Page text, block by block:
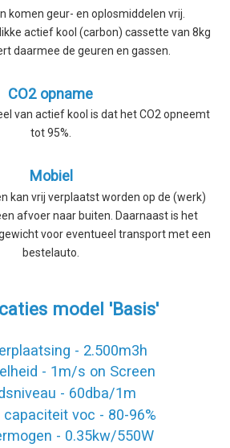
komen geur- en oplosmiddelen vrij.
actief kool (carbon) cassette van 8kg
daarmee de geuren en gassen.
CO2 opname
van actief kool is dat het CO2 opneemt
tot 95%.
Mobiel
kan vrij verplaatst worden op de (werk)
afvoer naar buiten. Daarnaast is het
voor eventueel transport met een
bestelauto.
model 'Basis'
- 2.500m3h
- 1m/s on Screen
- 60dba/1m
capaciteit voc - 80-96%
- 0.35kw/550W